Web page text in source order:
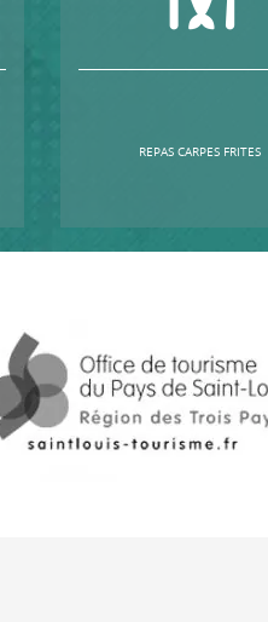
REPAS CARPES FRITES